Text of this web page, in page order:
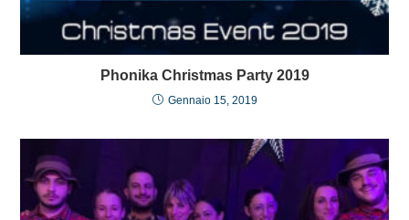
Phonika Christmas Party 2019
Gennaio 15, 2019